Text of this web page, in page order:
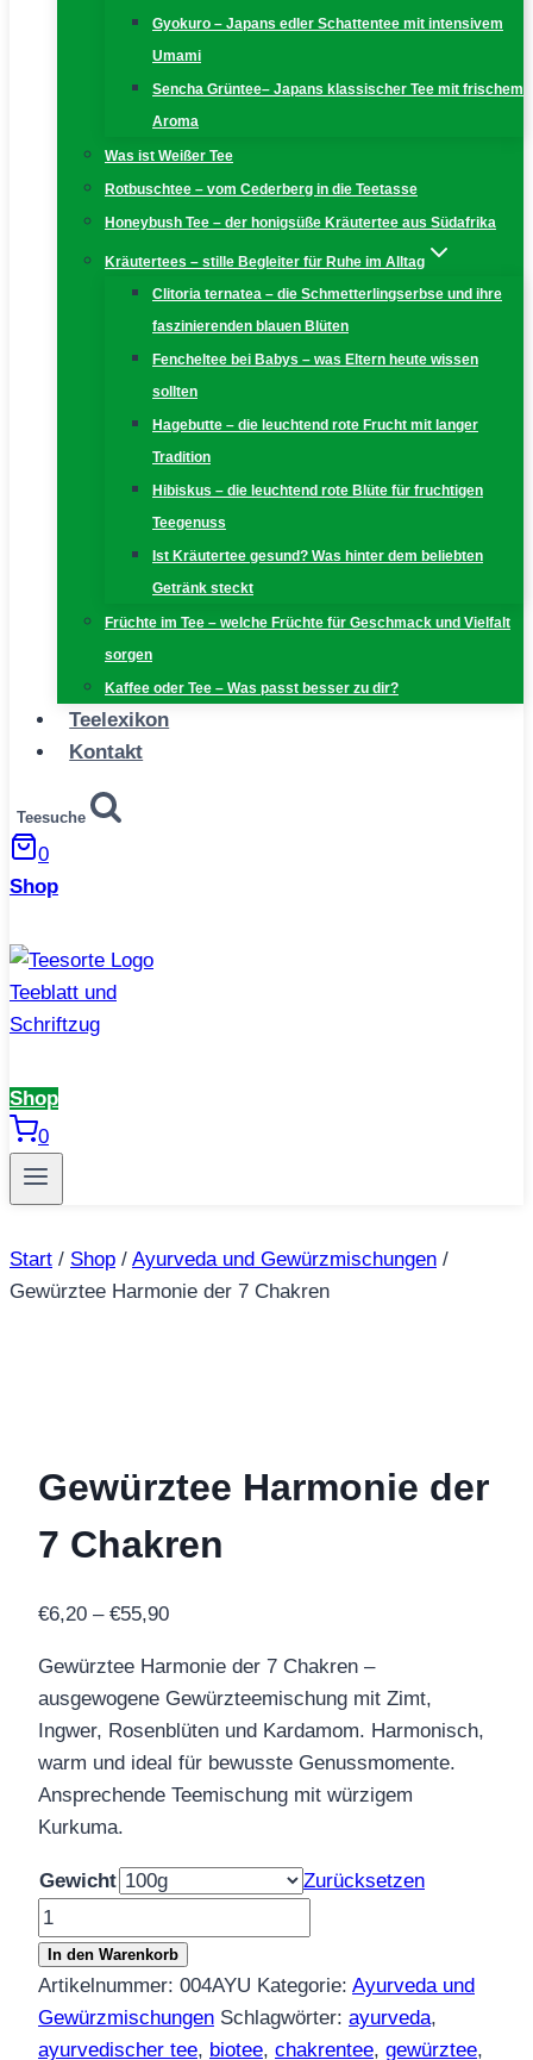
Gyokuro – Japans edler Schattentee mit intensivem
Umami
Sencha Grüntee– Japans klassischer Tee mit frischem
Aroma
Was ist Weißer Tee
Rotbuschtee – vom Cederberg in die Teetasse
Honeybush Tee – der honigsüße Kräutertee aus Südafrika
Kräutertees – stille Begleiter für Ruhe im Alltag
Clitoria ternatea – die Schmetterlingserbse und ihre
faszinierenden blauen Blüten
Fencheltee bei Babys – was Eltern heute wissen
sollten
Hagebutte – die leuchtend rote Frucht mit langer
Tradition
Hibiskus – die leuchtend rote Blüte für fruchtigen
Teegenuss
Ist Kräutertee gesund? Was hinter dem beliebten
Getränk steckt
Früchte im Tee – welche Früchte für Geschmack und Vielfalt
sorgen
Kaffee oder Tee – Was passt besser zu dir?
Teelexikon
Kontakt
Teesuche
0
Shop
Shop
0
Start / Shop / Ayurveda und Gewürzmischungen /
Gewürztee Harmonie der 7 Chakren
Gewürztee Harmonie der
7 Chakren
€6,20 – €55,90Preisspanne:
bis
€55,90
Gewürztee Harmonie der 7 Chakren –
ausgewogene Gewürzteemischung mit Zimt,
Ingwer, Rosenblüten und Kardamom. Harmonisch,
warm und ideal für bewusste Genussmomente.
Ansprechende Teemischung mit würzigem
Kurkuma.
Gewicht
Zurücksetzen
Gewürztee
Harmonie
der
7
Chakren
In den Warenkorb
Artikelnummer: 004AYU Kategorie: Ayurveda und
Gewürzmischungen Schlagwörter: ayurveda,
ayurvedischer tee, biotee, chakrentee, gewürztee,